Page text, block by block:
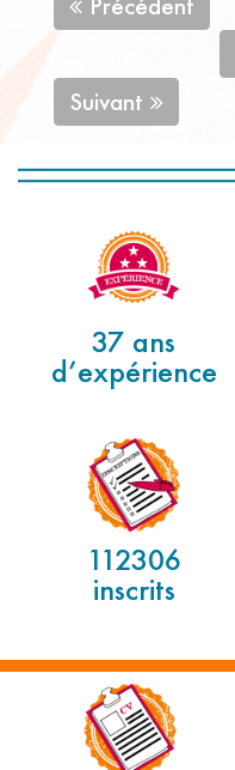
Suivant
37 ans
d’expérience
112306
inscrits